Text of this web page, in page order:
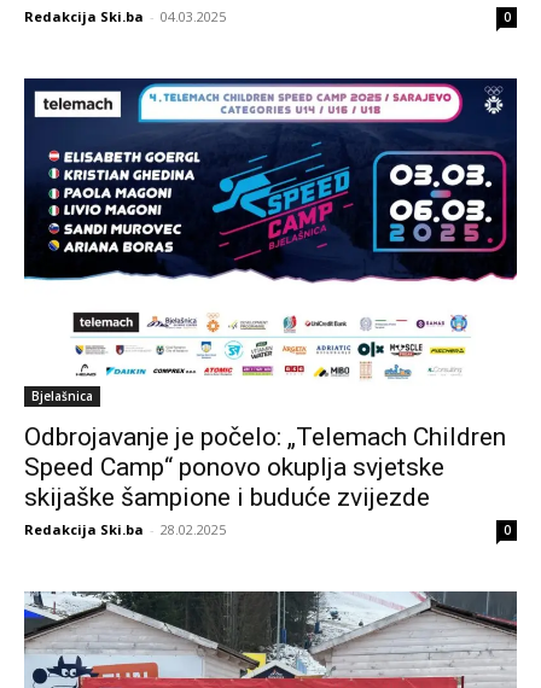
Redakcija Ski.ba - 04.03.2025 0
Bjelašnica
Odbrojavanje je počelo: „Telemach Children
Speed Camp“ ponovo okuplja svjetske
skijaške šampione i buduće zvijezde
Redakcija Ski.ba - 28.02.2025 0